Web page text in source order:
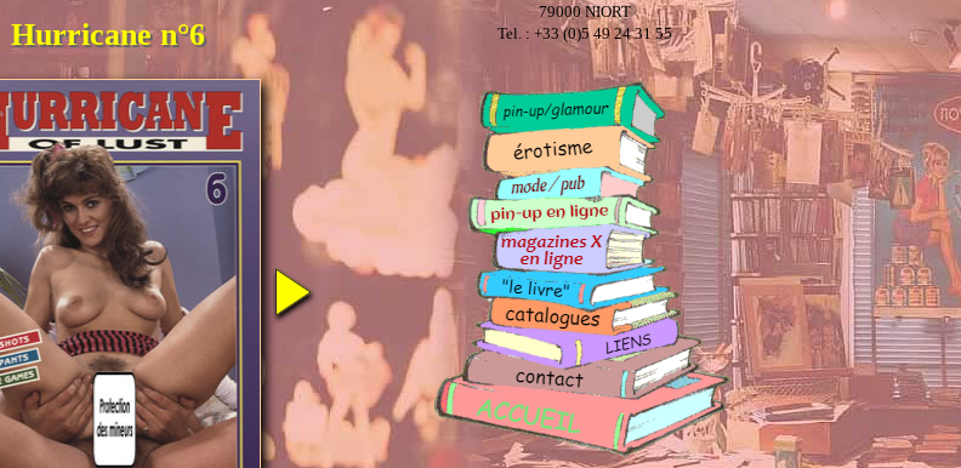
79000 NIORT
Tel. : +33 (0)5 49 24 31 55
Hurricane n°6